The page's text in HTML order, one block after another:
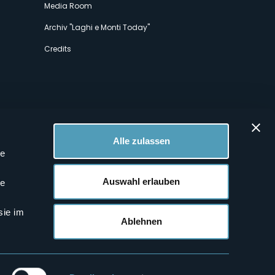
im
Alle zulassen
Auswahl erlauben
Ablehnen
Media Room
Archiv "Laghi e Monti Today"
Credits